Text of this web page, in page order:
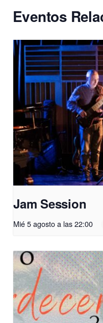
Eventos
Jam Session
Mié 5 agosto a las 22:00